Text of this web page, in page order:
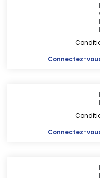
Connectez-
Connectez-